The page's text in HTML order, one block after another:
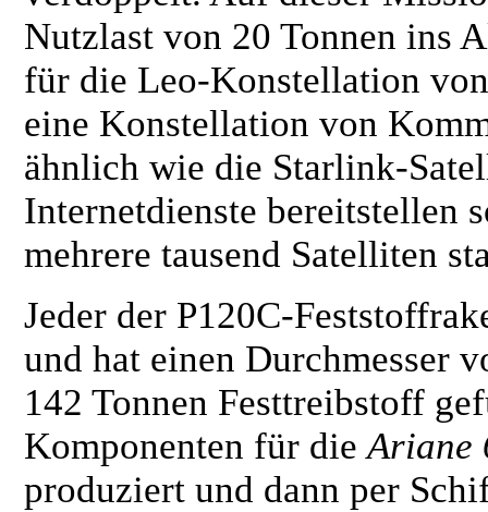
Nutzlast von 20 Tonnen ins
für die Leo-Konstellation
eine Konstellation von
ähnlich wie die Starlink-
Internetdienste bereitstellen
mehrere tausend Satelliten
Jeder der P120C-
und hat einen Durchmesser
142 Tonnen Festtreibstoff
Komponenten für dieAriane
produziert und dann per